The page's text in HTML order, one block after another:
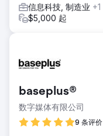
信息科技, 制造业 +1
$5,000 起
baseplus®
数字媒体有限公司
9 条评价